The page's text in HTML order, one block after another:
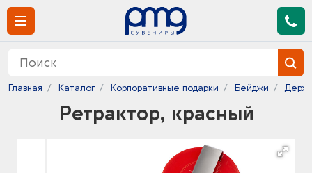
Главная Каталог Корпоративные подарки Бейджи
Ретрактор, красный